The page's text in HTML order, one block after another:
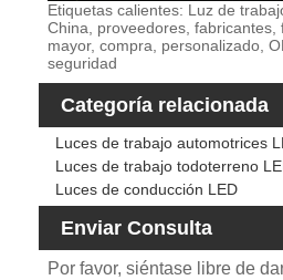
Etiquetas calientes: Luz de
China, proveedores, fabricantes,
mayor, compra, personalizado,
seguridad
Categoría relacionada
Luces de trabajo automotrices
Luces de trabajo todoterreno
Luces de conducción LED
Enviar Consulta
Por favor, siéntase libre de